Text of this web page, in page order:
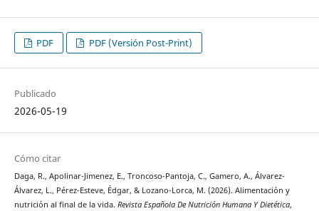
PDF PDF (Versión Post-Print)
Publicado
2026-05-19
Cómo citar
Daga, R., Apolinar-Jimenez, E., Troncoso-Pantoja, C., Gamero, A., Álvarez-
Álvarez, L., Pérez-Esteve, Édgar, & Lozano-Lorca, M. (2026). Alimentación y
nutrición al final de la vida. Revista Española De Nutrición Humana Y Dietética,